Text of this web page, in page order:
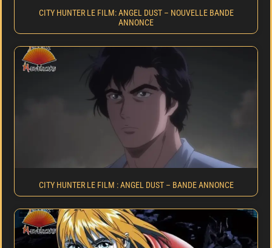
CITY HUNTER LE FILM: ANGEL DUST – NOUVELLE BANDE
ANNONCE
CITY HUNTER LE FILM : ANGEL DUST – BANDE ANNONCE